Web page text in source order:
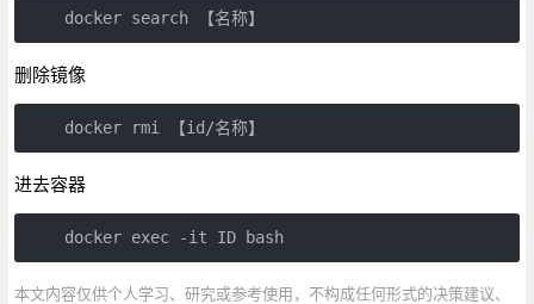
删除镜像
进去容器
    docker exec -it ID bash
本文内容仅供个人学习、研究或参考使用，不构成任何形式的决策建议、